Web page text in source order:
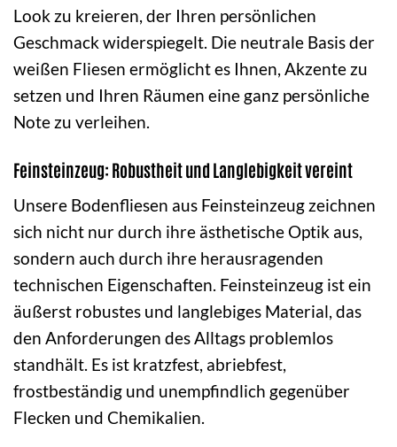
Look zu kreieren, der Ihren persönlichen
Geschmack widerspiegelt. Die neutrale Basis der
weißen Fliesen ermöglicht es Ihnen, Akzente zu
setzen und Ihren Räumen eine ganz persönliche
Note zu verleihen.
Feinsteinzeug: Robustheit und Langlebigkeit vereint
Unsere Bodenfliesen aus Feinsteinzeug zeichnen
sich nicht nur durch ihre ästhetische Optik aus,
sondern auch durch ihre herausragenden
technischen Eigenschaften. Feinsteinzeug ist ein
äußerst robustes und langlebiges Material, das
den Anforderungen des Alltags problemlos
standhält. Es ist kratzfest, abriebfest,
frostbeständig und unempfindlich gegenüber
Flecken und Chemikalien.